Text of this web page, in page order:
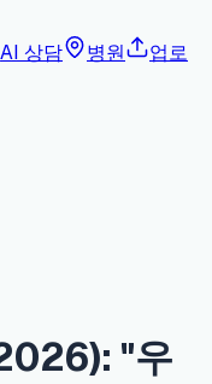
AI 상담 병원
업로
"우